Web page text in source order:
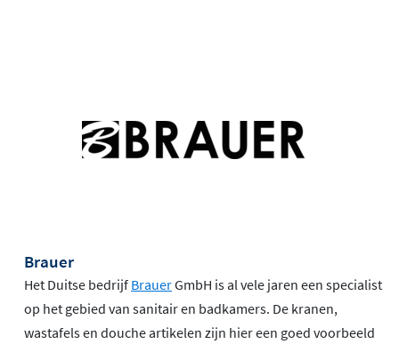
Brauer
Het Duitse bedrijf BrauerGmbH is al vele jaren een specialist
op het gebied van sanitair en badkamers. De kranen,
wastafels en douche artikelen zijn hier een goed voorbeeld